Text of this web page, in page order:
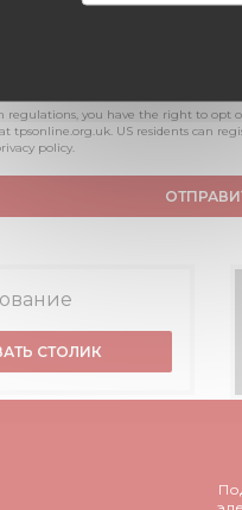
regulations, you have the right to
tpsonline.org.uk. US residents can
policy.
СТОЛИК